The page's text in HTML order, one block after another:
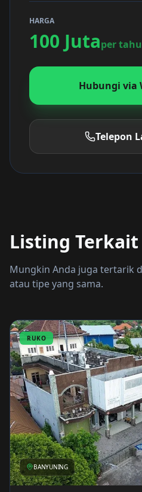
HARGA
100 Jutaper
Hubungi via
Telepon
Listing Terkait
Mungkin Anda juga tertarik
atau tipe yang sama.
RUKO
BANYUNING